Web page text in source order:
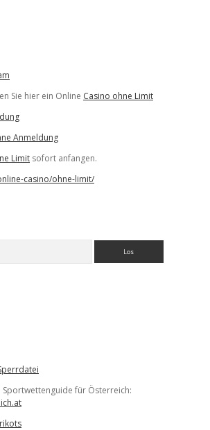
Sie hier ein Online Casino ohne Limit
Anmeldung
Limit sofort anfangen.
casino/ohne-limit/
Sportwettenguide für Österreich: